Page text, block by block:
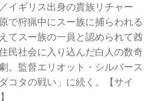
イギリス出身の貴族リチャー
で狩猟中にスー族に捕らわれる
てスー族の一員と認められて酋
民社会に入り込んだ白人の数奇
。監督エリオット・シルバース
コタの戦い」に続く。【サイ